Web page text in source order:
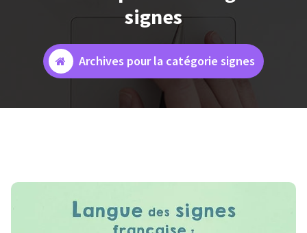
signes
Archives pour la catégorie signes